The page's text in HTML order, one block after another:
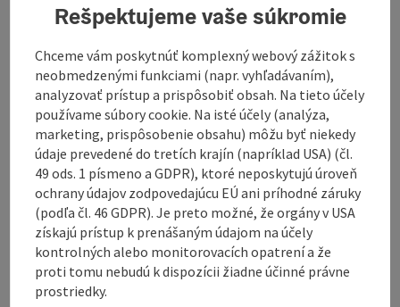
Welcome at house Biberauer
Quiet located between St. Wolfgang and Bad Ischl
Contact
General information
We have not found any search results. Please
adjust the filter functions!
Rešpektujeme vaše súkromie
Chceme vám poskytnúť komplexný webový zážitok s
neobmedzenými funkciami (napr. vyhľadávaním),
analyzovať prístup a prispôsobiť obsah. Na tieto účely
používame súbory cookie. Na isté účely (analýza,
marketing, prispôsobenie obsahu) môžu byť niekedy
údaje prevedené do tretích krajín (napríklad USA) (čl.
49 ods. 1 písmeno a GDPR), ktoré neposkytujú úroveň
ochrany údajov zodpovedajúcu EÚ ani príhodné záruky
(podľa čl. 46 GDPR). Je preto možné, že orgány v USA
získajú prístup k prenášaným údajom na účely
kontrolných alebo monitorovacích opatrení a že
proti tomu nebudú k dispozícii žiadne účinné právne
prostriedky.